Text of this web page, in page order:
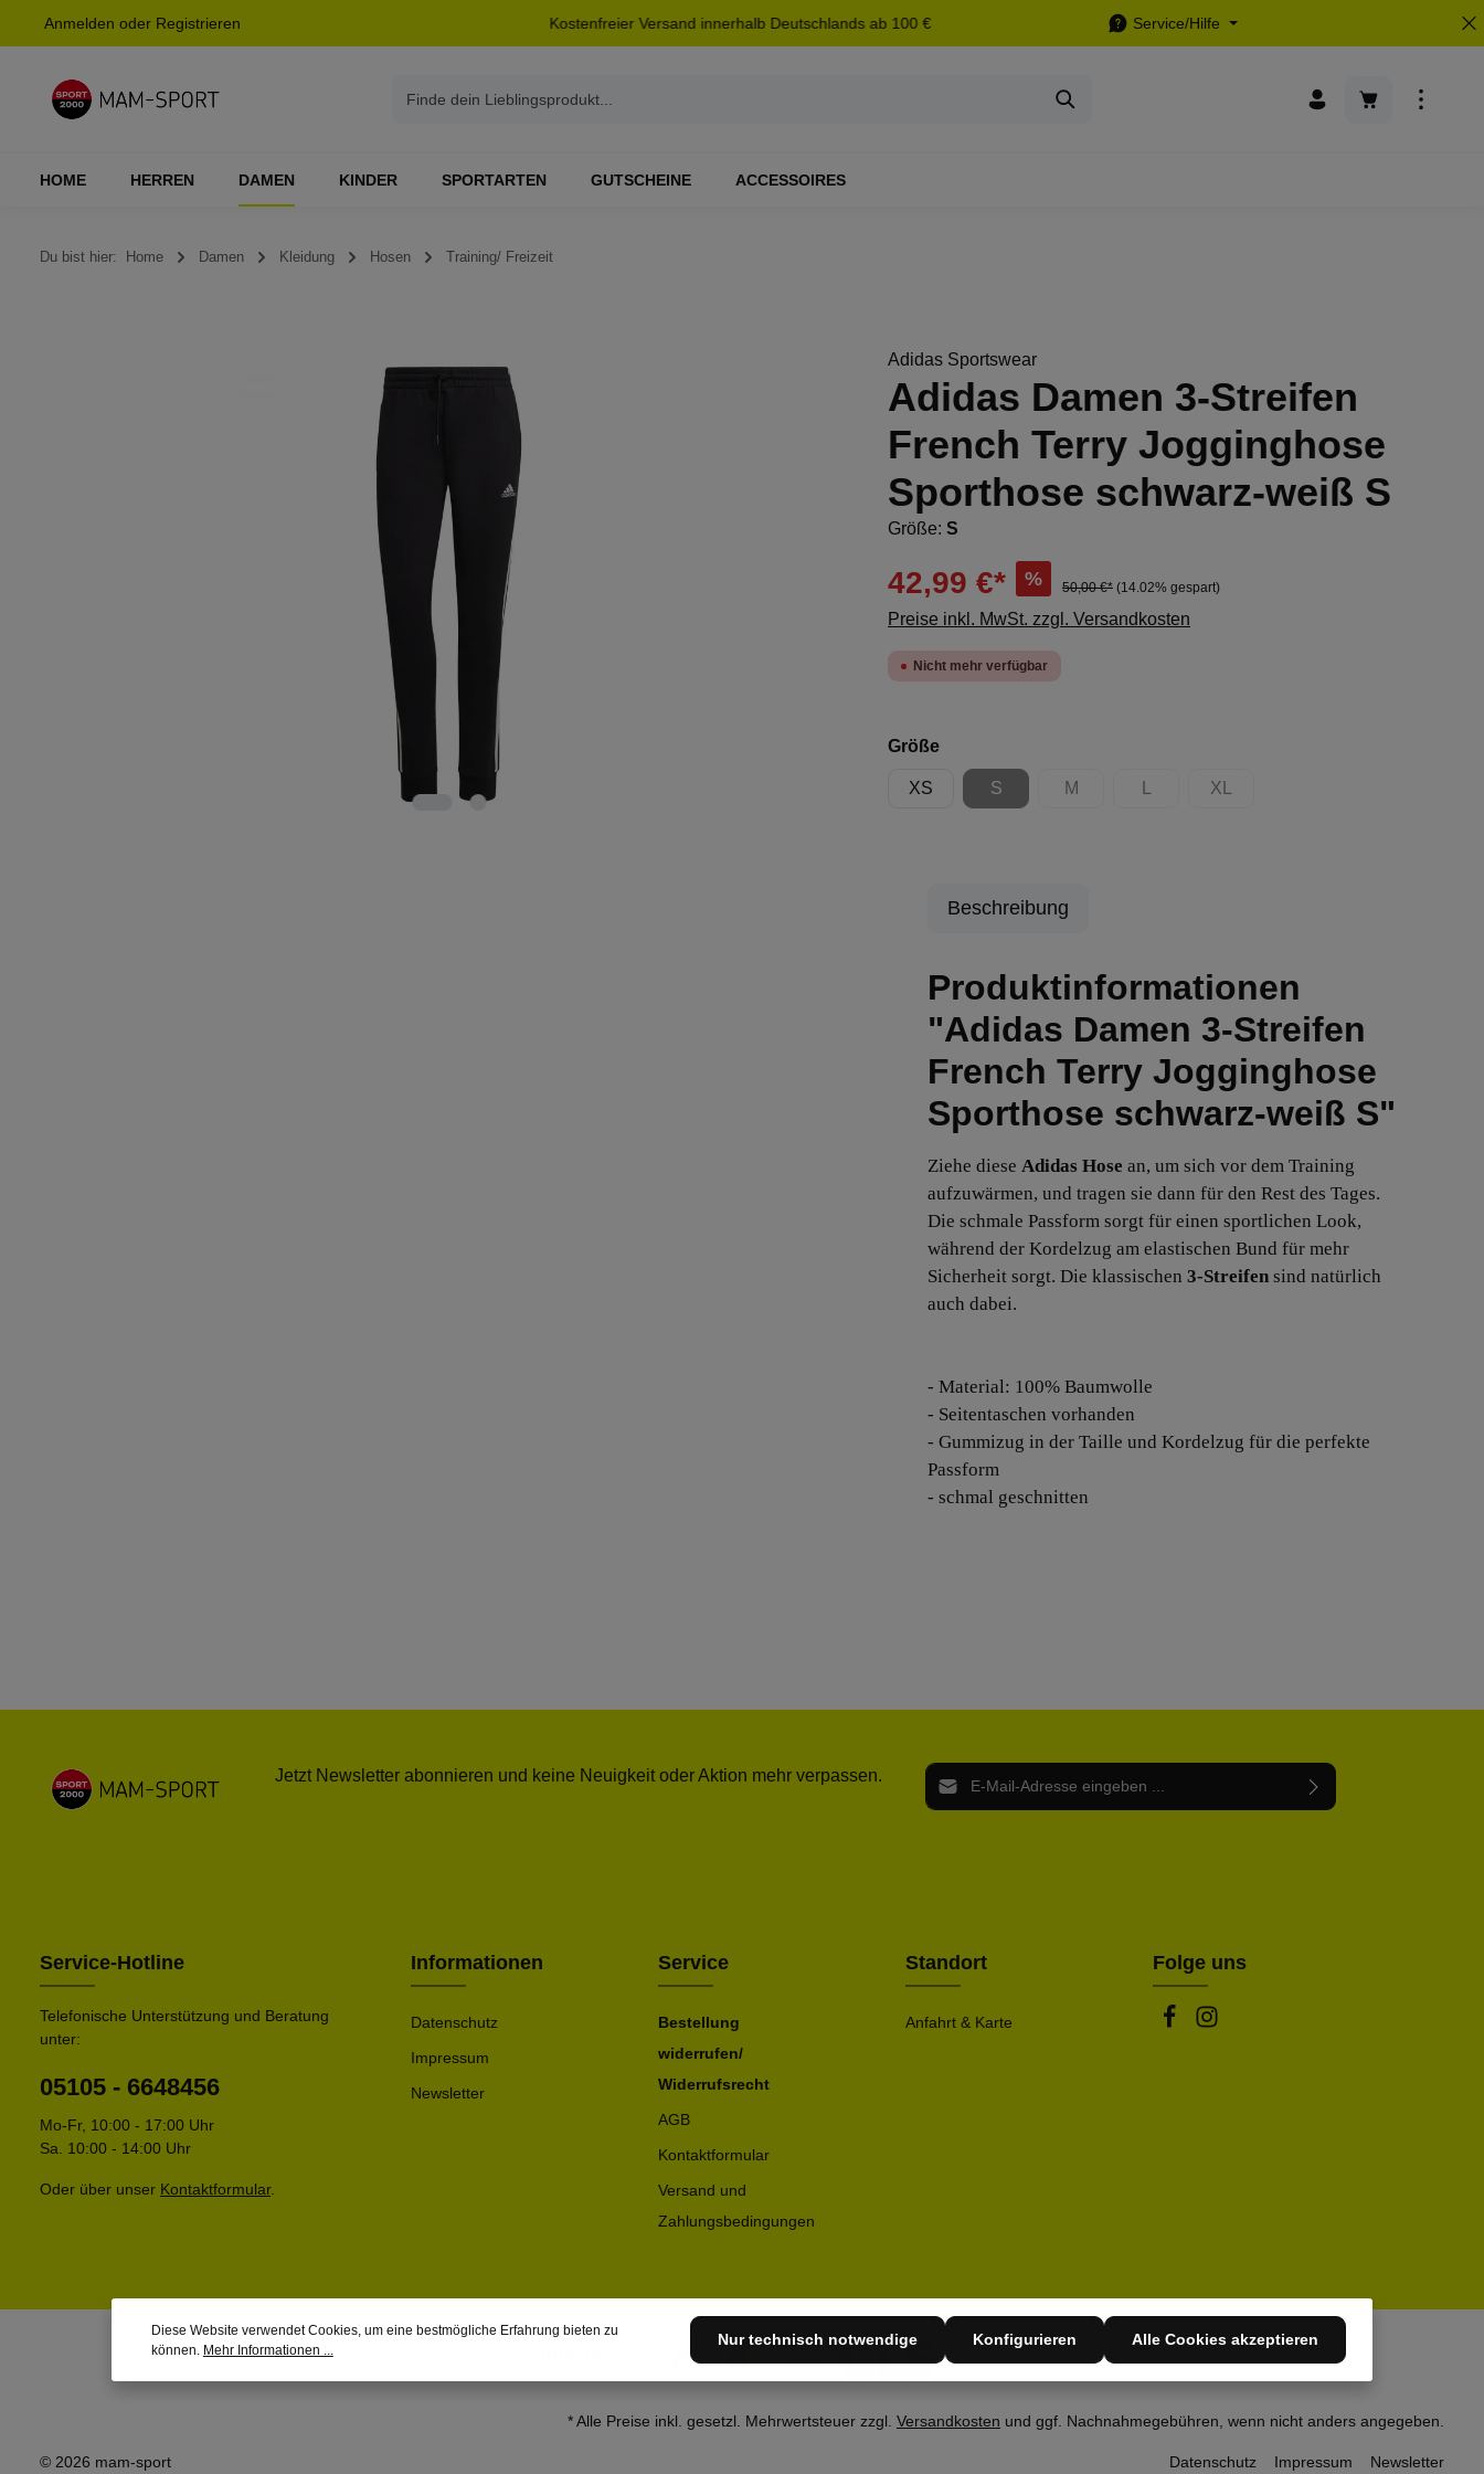
Zur Hauptnavigation springen
Anmelden oder Registrieren Kostenfreier Versand innerhalb Deutschlands ab 100 € Service/Hilfe
Warenkorb
HOME HERREN DAMEN KINDER SPORTARTEN GUTSCHEINE ACCESSOIRES
Du bist hier: Home Damen Kleidung Hosen Training/ Freizeit
Adidas Sportswear
Adidas Damen 3-Streifen
French Terry Jogginghose
Sporthose schwarz-weiß S
Größe: S
42,99 €* % 50,00 €* (14.02% gespart)
Preise inkl. MwSt. zzgl. Versandkosten
Nicht mehr verfügbar
Größeauswählen
XS S
(Diese Option ist zurzeit nicht verfügbar.)
M
(Diese Option ist zurzeit nicht verfügbar.)
(Diese Option ist zurzeit nicht verfügbar.)
XL
(Diese Option ist zurzeit nicht
Beschreibung
Produktinformationen
"Adidas Damen 3-Streifen
French Terry Jogginghose
Sporthose schwarz-weiß S"
Ziehe diese Adidas Hose an, um sich vor dem Training
aufzuwärmen, und tragen sie dann für den Rest des Tages.
Die schmale Passform sorgt für einen sportlichen Look,
während der Kordelzug am elastischen Bund für mehr
Sicherheit sorgt. Die klassischen 3-Streifen sind natürlich
auch dabei.
- Material: 100% Baumwolle
- Seitentaschen vorhanden
- Gummizug in der Taille und Kordelzug für die perfekte
Passform
- schmal geschnitten
Jetzt Newsletter abonnieren und keine Neuigkeit oder Aktion mehr verpassen. E-Mail-Adresse*
Service-Hotline
Telefonische Unterstützung und Beratung
unter:
05105 - 6648456
Mo-Fr, 10:00 - 17:00 Uhr
Sa. 10:00 - 14:00 Uhr
Oder über unser Kontaktformular.
Informationen
Datenschutz
Impressum
Newsletter
Service
Bestellung
widerrufen/
Widerrufsrecht
AGB
Kontaktformular
Versand und
Zahlungsbedingungen
Standort
Anfahrt & Karte
Folge uns
* Alle Preise inkl. gesetzl. Mehrwertsteuer zzgl. Versandkosten und ggf. Nachnahmegebühren, wenn nicht anders angegeben.
© 2026 mam-sport Datenschutz Impressum Newsletter
Diese Website verwendet Cookies, um eine bestmögliche Erfahrung bieten zu
können. Mehr Informationen ...
Nur technisch notwendige Konfigurieren Alle Cookies akzeptieren